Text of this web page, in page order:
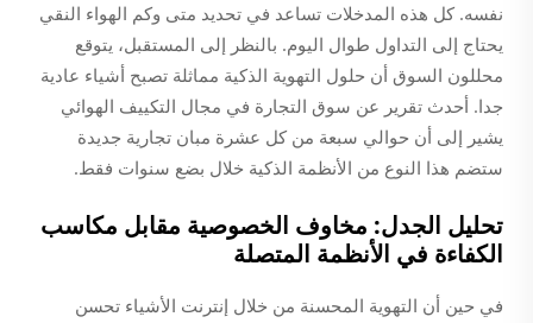
نفسه. كل هذه المدخلات تساعد في تحديد متى وكم الهواء النقي
يحتاج إلى التداول طوال اليوم. بالنظر إلى المستقبل، يتوقع
محللون السوق أن حلول التهوية الذكية مماثلة تصبح أشياء عادية
جدا. أحدث تقرير عن سوق التجارة في مجال التكييف الهوائي
يشير إلى أن حوالي سبعة من كل عشرة مبان تجارية جديدة
ستضم هذا النوع من الأنظمة الذكية خلال بضع سنوات فقط.
تحليل الجدل: مخاوف الخصوصية مقابل مكاسب
الكفاءة في الأنظمة المتصلة
في حين أن التهوية المحسنة من خلال إنترنت الأشياء تحسن